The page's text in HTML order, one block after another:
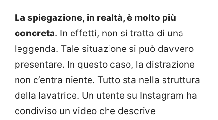
La spiegazione, in realtà, è molto più
concreta. In effetti, non si tratta di una
leggenda. Tale situazione si può davvero
presentare. In questo caso, la distrazione
non c’entra niente. Tutto sta nella struttura
della lavatrice. Un utente su Instagram ha
condiviso un video che descrive